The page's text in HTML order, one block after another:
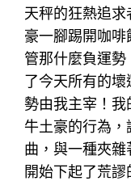
天秤的狂熱追
豪一腳踢開咖啡
管那什麼負運
了今天所有的
勢由我主宰！我
牛土豪的行為
曲，與一種夾
開始下起了荒